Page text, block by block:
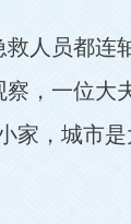
人员都连
，一位大
家，城市